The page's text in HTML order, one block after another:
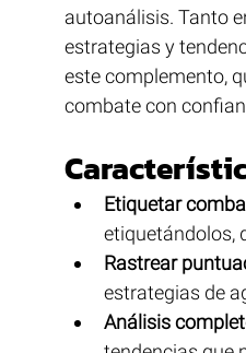
autoanálisis. Tanto
estrategias y
este complemento,
combate con
Etiquetar
etiquetándolos,
Rastrear
estrategias de
Análisis